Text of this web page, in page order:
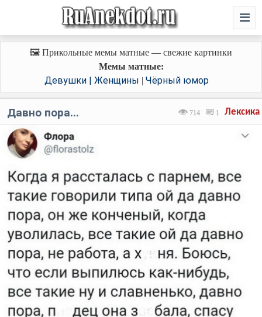
🖼️ Прикольные мемы матные — свежие картинки
Мемы матные:
Девушки | Женщины | Чёрный юмор
Лексика
714 1
Давно пора...